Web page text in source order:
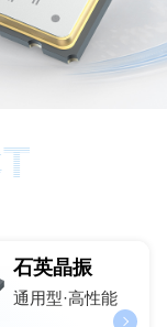
石英晶振
通用型·高性能